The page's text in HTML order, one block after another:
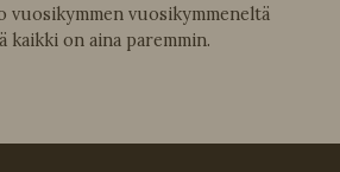
vuosikymmen vuosikymmeneltä
on aina paremmin.